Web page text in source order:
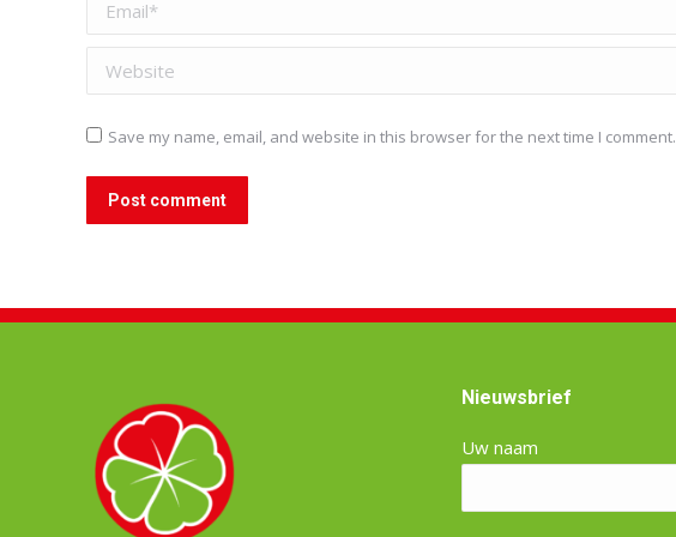
Website
Save my name, email, and website in this browser for the next time I comment.
Post comment
Nieuwsbrief
Uw naam